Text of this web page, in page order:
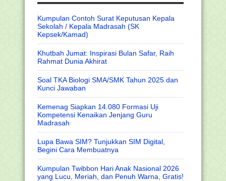
Kumpulan Contoh Surat Keputusan Kepala
Sekolah / Kepala Madrasah (SK
Kepsek/Kamad)
Khutbah Jumat: Inspirasi Bulan Safar, Raih
Rahmat Dunia Akhirat
Soal TKA Biologi SMA/SMK Tahun 2025 dan
Kunci Jawaban
Kemenag Siapkan 14.080 Formasi Uji
Kompetensi Kenaikan Jenjang Guru
Madrasah
Lupa Bawa SIM? Tunjukkan SIM Digital,
Begini Cara Membuatnya
Kumpulan Twibbon Hari Anak Nasional 2026
yang Lucu, Meriah, dan Penuh Warna, Gratis!